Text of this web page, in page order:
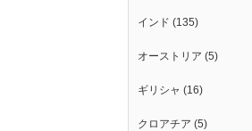
インド (135)
オーストリア (5)
ギリシャ (16)
クロアチア (5)